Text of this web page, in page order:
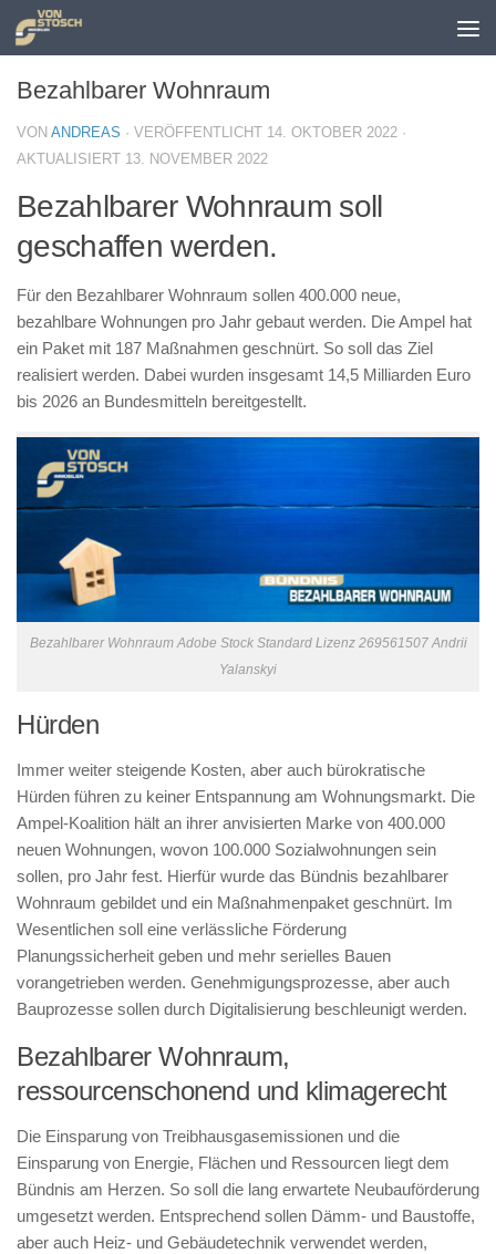
Zum Inhalt springen
Bezahlbarer Wohnraum
VON ANDREAS · VERÖFFENTLICHT 14. OKTOBER 2022 ·
AKTUALISIERT 13. NOVEMBER 2022
Bezahlbarer Wohnraum soll
geschaffen werden.
Für den Bezahlbarer Wohnraum sollen 400.000 neue,
bezahlbare Wohnungen pro Jahr gebaut werden. Die Ampel hat
ein Paket mit 187 Maßnahmen geschnürt. So soll das Ziel
realisiert werden. Dabei wurden insgesamt 14,5 Milliarden Euro
bis 2026 an Bundesmitteln bereitgestellt.
Bezahlbarer Wohnraum Adobe Stock Standard Lizenz 269561507 Andrii
Yalanskyi
Hürden
Immer weiter steigende Kosten, aber auch bürokratische
Hürden führen zu keiner Entspannung am Wohnungsmarkt. Die
Ampel-Koalition hält an ihrer anvisierten Marke von 400.000
neuen Wohnungen, wovon 100.000 Sozialwohnungen sein
sollen, pro Jahr fest. Hierfür wurde das Bündnis bezahlbarer
Wohnraum gebildet und ein Maßnahmenpaket geschnürt. Im
Wesentlichen soll eine verlässliche Förderung
Planungssicherheit geben und mehr serielles Bauen
vorangetrieben werden. Genehmigungsprozesse, aber auch
Bauprozesse sollen durch Digitalisierung beschleunigt werden.
Bezahlbarer Wohnraum,
ressourcenschonend und klimagerecht
Die Einsparung von Treibhausgasemissionen und die
Einsparung von Energie, Flächen und Ressourcen liegt dem
Bündnis am Herzen. So soll die lang erwartete Neubauförderung
umgesetzt werden. Entsprechend sollen Dämm- und Baustoffe,
aber auch Heiz- und Gebäudetechnik verwendet werden,